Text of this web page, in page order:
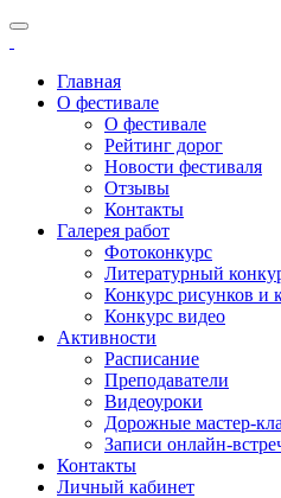
Главная
О фестивале
О фестивале
Рейтинг дорог
Новости фестиваля
Отзывы
Контакты
Галерея работ
Фотоконкурс
Литературный
Конкурс рисунков и
Конкурс видео
Активности
Расписание
Преподаватели
Видеоуроки
Дорожные мастер-
Записи онлайн-
Контакты
Личный кабинет